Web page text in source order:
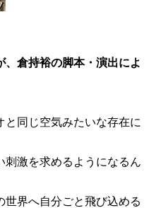
、倉持裕の脚本・演出によ
と同じ空気みたいな存在に
刺激を求めるようになるん
界へ自分ごと飛び込める